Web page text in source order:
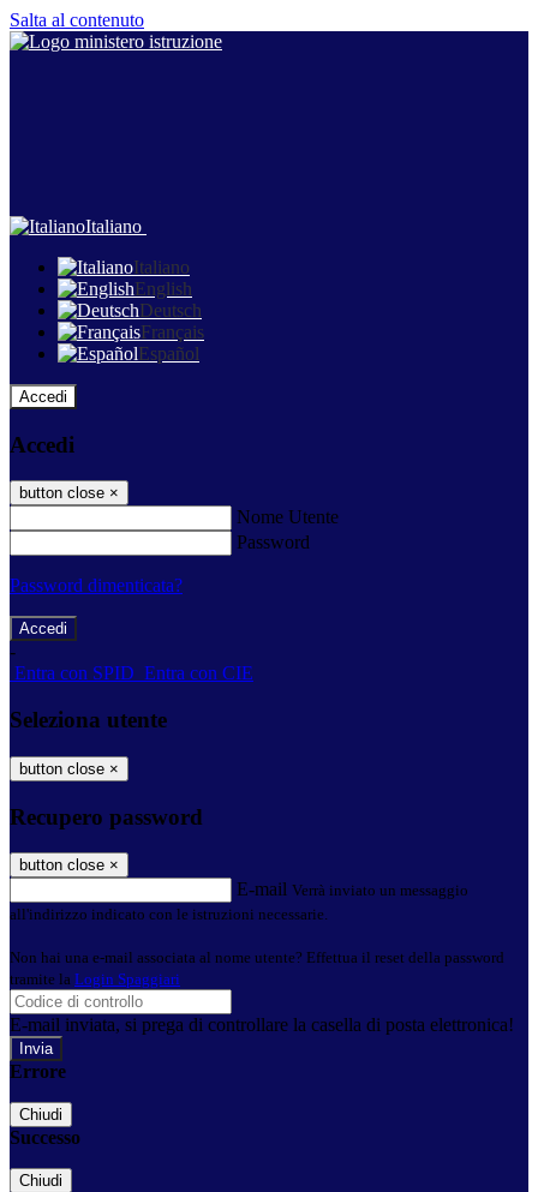
Salta al contenuto
Italiano
Italiano
English
Deutsch
Français
Español
Accedi
Accedi
button close ×
Nome Utente
Password
Password dimenticata?
-
Entra con SPID Entra con CIE
Seleziona utente
button close ×
Recupero password
button close ×
E-mail Verrà inviato un messaggio
all'indirizzo indicato con le istruzioni necessarie.
Non hai una e-mail associata al nome utente? Effettua il reset della password
tramite la Login Spaggiari
E-mail inviata, si prega di controllare la casella di posta elettronica!
Errore
Chiudi
Successo
Chiudi